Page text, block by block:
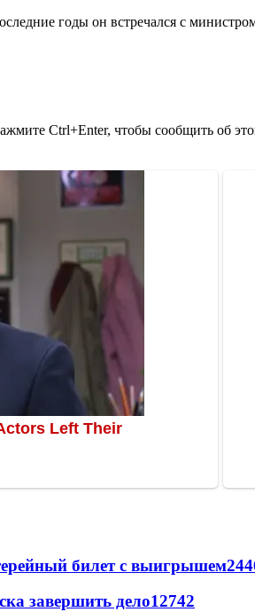
годы он встречался с
Ctrl+Enter, чтобы сообщить об
билет с выигрышем
завершить дело12742